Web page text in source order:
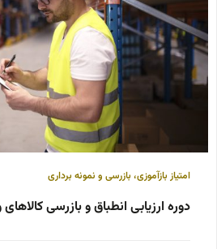
امتیاز بازآموزی، بازرسی و نمونه برداری
دوره ارزیابی انطباق و بازرسی